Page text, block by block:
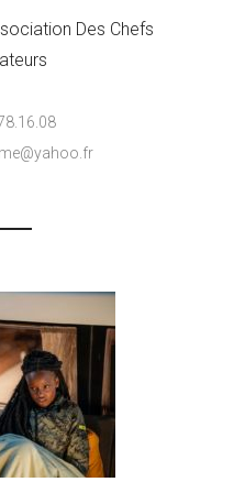
Des Chefs